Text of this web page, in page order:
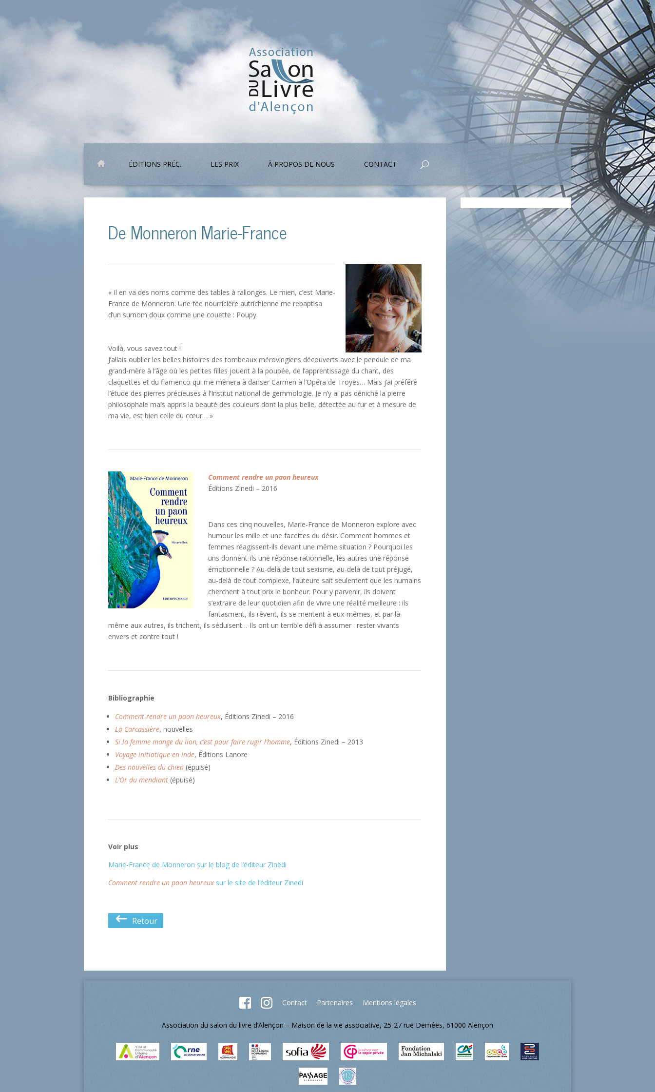
ÉDITIONS PRÉC. LES PRIX À PROPOS DE NOUS CONTACT
De Monneron Marie-France
« Il en va des noms comme des tables à rallonges. Le mien, c’est Marie-
France de Monneron. Une fée nourricière autrichienne me rebaptisa
d’un surnom doux comme une couette : Poupy.
Voilà, vous savez tout !
J’allais oublier les belles histoires des tombeaux mérovingiens découverts avec le pendule de ma
grand-mère à l’âge où les petites filles jouent à la poupée, de l’apprentissage du chant, des
claquettes et du flamenco qui me mènera à danser Carmen à l’Opéra de Troyes… Mais j’ai préféré
l’étude des pierres précieuses à l’Institut national de gemmologie. Je n’y ai pas déniché la pierre
philosophale mais appris la beauté des couleurs dont la plus belle, détectée au fur et à mesure de
ma vie, est bien celle du cœur… »
Comment rendre un paon heureux
Éditions Zinedi – 2016
Dans ces cinq nouvelles, Marie-France de Monneron explore avec
humour les mille et une facettes du désir. Comment hommes et
femmes réagissent-ils devant une même situation ? Pourquoi les
uns donnent-ils une réponse rationnelle, les autres une réponse
émotionnelle ? Au-delà de tout sexisme, au-delà de tout préjugé,
au-delà de tout complexe, l’auteure sait seulement que les humains
cherchent à tout prix le bonheur. Pour y parvenir, ils doivent
s’extraire de leur quotidien afin de vivre une réalité meilleure : ils
fantasment, ils rêvent, ils se mentent à eux-mêmes, et par là
même aux autres, ils trichent, ils séduisent… Ils ont un terrible défi à assumer : rester vivants
envers et contre tout !
Bibliographie
Comment rendre un paon heureux, Éditions Zinedi – 2016
La Carcassière, nouvelles
Si la femme mange du lion, c’est pour faire rugir l’homme, Éditions Zinedi – 2013
Voyage initiatique en Inde, Éditions Lanore
Des nouvelles du chien (épuisé)
L’Or du mendiant (épuisé)
Voir plus
Marie-France de Monneron sur le blog de l’éditeur Zinedi
Comment rendre un paon heureux sur le site de l’éditeur Zinedi
Retour
Contact Partenaires Mentions légales
Association du salon du livre d’Alençon – Maison de la vie associative, 25-27 rue Demées, 61000 Alençon